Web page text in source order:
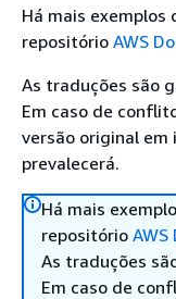
Há mais exemplos
repositório AWS
As traduções são
Em caso de
versão original em
prevalecerá.
Há mais
repositório AWS
As traduções
Em caso de